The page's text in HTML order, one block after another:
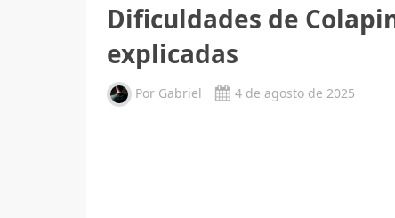
Dificuldades de
explicadas
Por Gabriel 4 de agosto de 2025